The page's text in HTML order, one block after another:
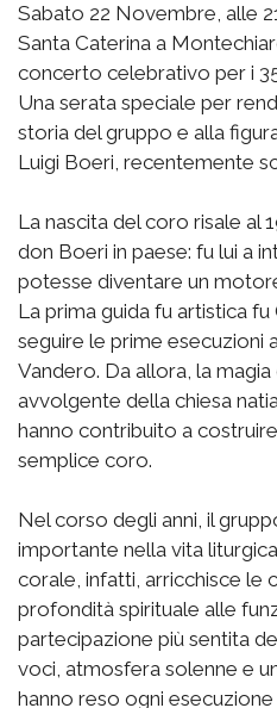
Sabato 22 Novembre, alle
Santa Caterina a
concerto celebrativo per i
Una serata speciale per
storia del gruppo e alla
Luigi Boeri, recentemente
La nascita del coro risale al
don Boeri in paese: fu lui a
potesse diventare un
La prima guida fu artistica
seguire le prime esecuzioni
Vandero. Da allora, la
avvolgente della chiesa
hanno contribuito a
semplice coro.
Nel corso degli anni, il
importante nella vita
corale, infatti, arricchisce le
profondità spirituale alle
partecipazione più sentita
voci, atmosfera solenne e
hanno reso ogni